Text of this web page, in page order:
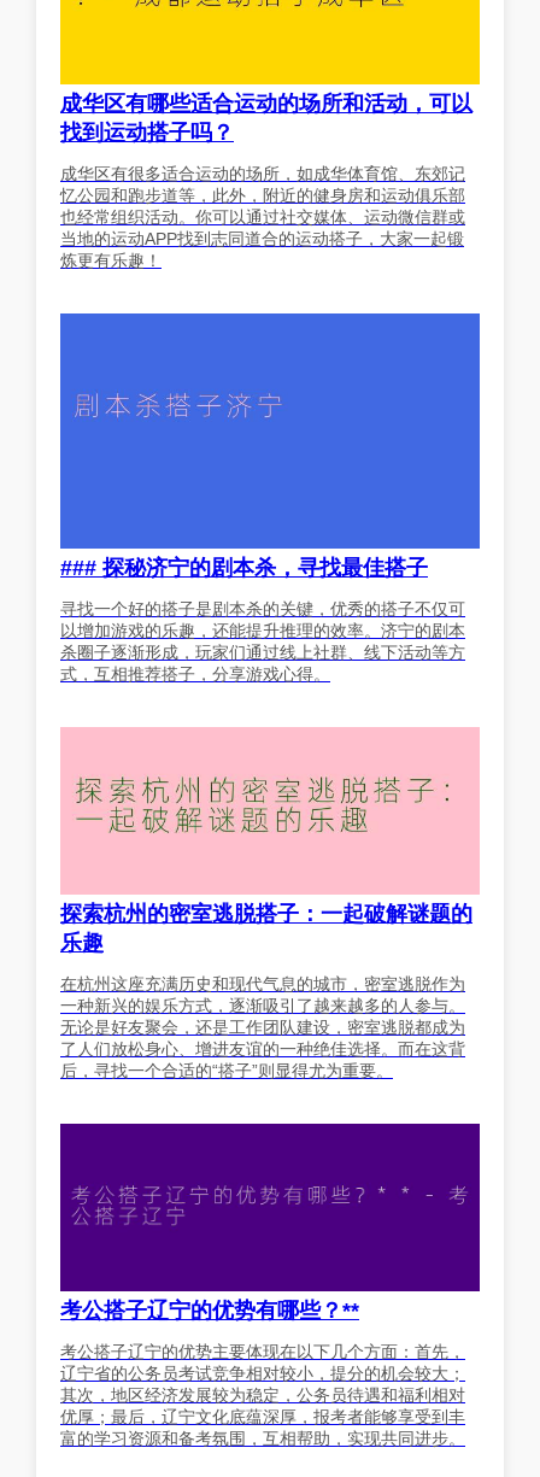
成华区有哪些适合运动的场所和活动，可以
找到运动搭子吗？
成华区有很多适合运动的场所，如成华体育馆、东郊记
忆公园和跑步道等，此外，附近的健身房和运动俱乐部
也经常组织活动。你可以通过社交媒体、运动微信群或
当地的运动APP找到志同道合的运动搭子，大家一起锻
炼更有乐趣！
### 探秘济宁的剧本杀，寻找最佳搭子
寻找一个好的搭子是剧本杀的关键，优秀的搭子不仅可
以增加游戏的乐趣，还能提升推理的效率。济宁的剧本
杀圈子逐渐形成，玩家们通过线上社群、线下活动等方
式，互相推荐搭子，分享游戏心得。
探索杭州的密室逃脱搭子：一起破解谜题的
乐趣
在杭州这座充满历史和现代气息的城市，密室逃脱作为
一种新兴的娱乐方式，逐渐吸引了越来越多的人参与。
无论是好友聚会，还是工作团队建设，密室逃脱都成为
了人们放松身心、增进友谊的一种绝佳选择。而在这背
后，寻找一个合适的“搭子”则显得尤为重要。
考公搭子辽宁的优势有哪些？**
考公搭子辽宁的优势主要体现在以下几个方面：首先，
辽宁省的公务员考试竞争相对较小，提分的机会较大；
其次，地区经济发展较为稳定，公务员待遇和福利相对
优厚；最后，辽宁文化底蕴深厚，报考者能够享受到丰
富的学习资源和备考氛围，互相帮助，实现共同进步。